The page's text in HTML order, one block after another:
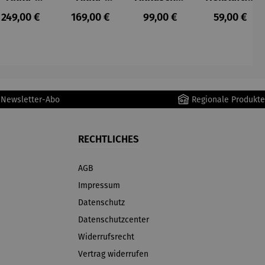
Staubsau
ger
Regulärer Preis:
249,00 €
Staubsau
ger DS02
Regulärer Preis:
169,00 €
uber
Regulärer Preis:
99,00 €
tteuse
Regulärer
59,00 €
Abo Regionale Produkte
RECHTLICHES
AGB
Impressum
Datenschutz
Datenschutzcenter
Widerrufsrecht
Vertrag widerrufen